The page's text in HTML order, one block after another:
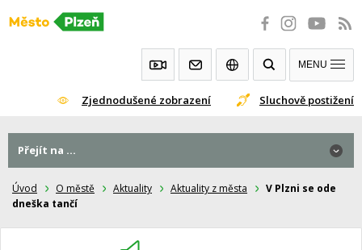
Přeskočit
Zjednodušené zobrazení Sluchově postižení
MENU
Úvod O městě Aktuality Aktuality z města
V Plzni se ode
dneška tančí
Přejít na ...